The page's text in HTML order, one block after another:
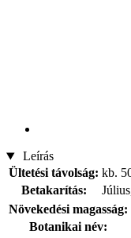
Leírás
Ültetési távolság: kb.
Betakarítás:
Növekedési magasság:
Botanikai név: